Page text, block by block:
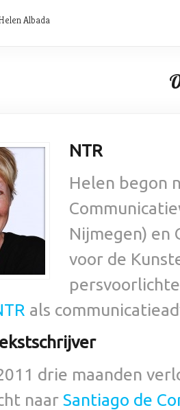
Albada
NTR
Helen begon
Nijmegen) en
voor de
als
drie maanden
naar Santiago de